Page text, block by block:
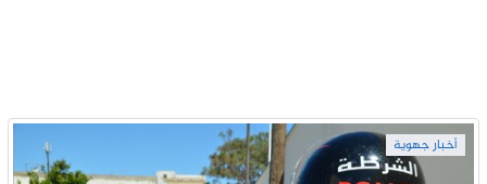
أخبار جهوية